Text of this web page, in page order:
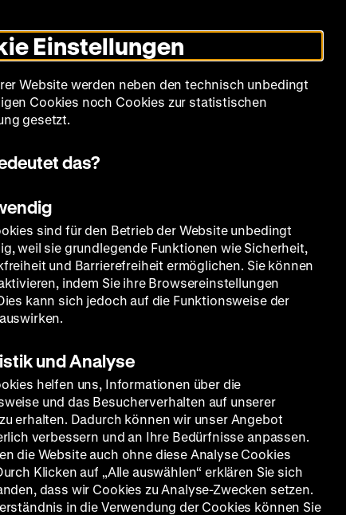
Modus
umschalten
Sprache
Filmreihen Über uns
Einstellungen
Website werden neben den technisch unbedingt
Cookies noch Cookies zur statistischen
gesetzt.
das?
sind für den Betrieb der Website unbedingt
weil sie grundlegende Funktionen wie Sicherheit,
und Barrierefreiheit ermöglichen. Sie können
indem Sie ihre Browsereinstellungen
kann sich jedoch auf die Funktionsweise der
und Analyse
helfen uns, Informationen über die
und das Besucherverhalten auf unserer
erhalten. Dadurch können wir unser Angebot
verbessern und an Ihre Bedürfnisse anpassen.
die Website auch ohne diese Analyse Cookies
Klicken auf „Alle auswählen“ erklären Sie sich
dass wir Cookies zu Analyse-Zwecken setzen.
in die Verwendung der Cookies können Sie